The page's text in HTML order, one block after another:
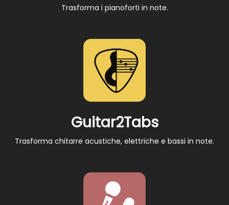
Trasforma i pianoforti in note.
Guitar2Tabs
Trasforma chitarre acustiche, elettriche e bassi in note.